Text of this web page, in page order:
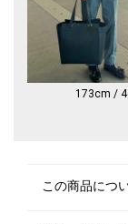
インチピット)。
それぞれが培って
パンツスタイルを提
DEVOREは選び抜
ラ・デ・フランチ
の技術と組み合わ
※末永く愛用頂く為
173cm /
この商品につ